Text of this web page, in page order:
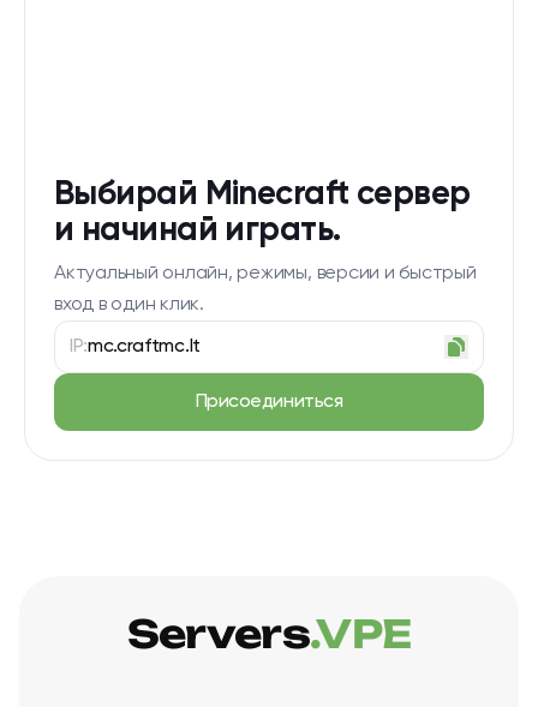
Выбирай Minecraft сервер
и начинай играть.
Актуальный онлайн, режимы, версии и быстрый
вход в один клик.
IP:mc.craftmc.lt
Присоединиться
Servers.VPE